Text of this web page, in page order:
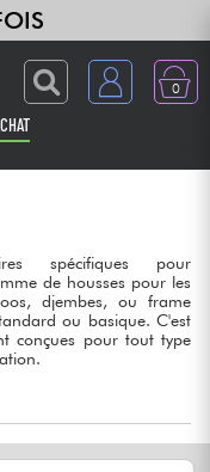
0
spécifiques pour
de housses pour les
djembes, ou frame
ou basique. C'est
conçues pour tout type